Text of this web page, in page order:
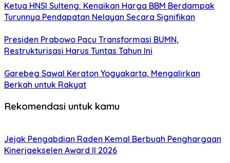
Ketua HNSI Sulteng: Kenaikan Harga BBM Berdampak
Turunnya Pendapatan Nelayan Secara Signifikan
Presiden Prabowo Pacu Transformasi BUMN,
Restrukturisasi Harus Tuntas Tahun Ini
Garebeg Sawal Keraton Yogyakarta, Mengalirkan
Berkah untuk Rakyat
Rekomendasi untuk kamu
Jejak Pengabdian Raden Kemal Berbuah Penghargaan
Kinerjaekselen Award II 2026